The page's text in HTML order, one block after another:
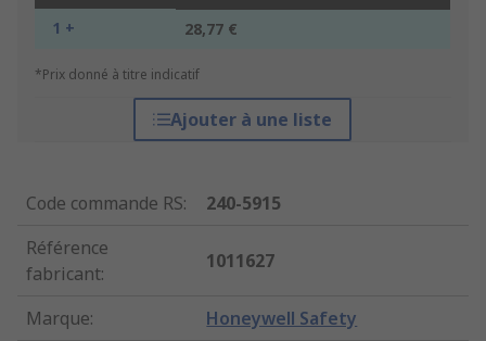
1 + 28,77 €
*Prix donné à titre indicatif
Ajouter à une liste
Code commande RS:
240-5915
Référence
fabricant:
1011627
Marque: Honeywell Safety